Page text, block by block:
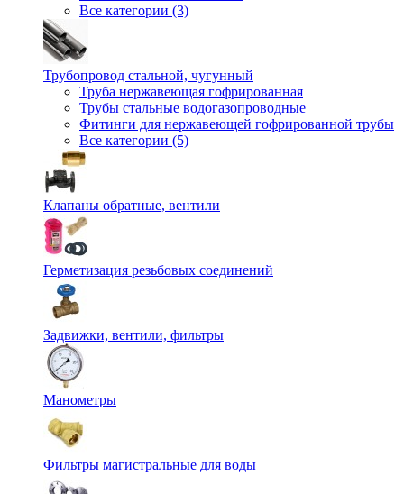
Все категории (3)
Трубопровод стальной, чугунный
Труба нержавеющая гофрированная
Трубы стальные водогазопроводные
Фитинги для нержавеющей гофрированной трубы
Все категории (5)
Клапаны обратные, вентили
Герметизация резьбовых соединений
Задвижки, вентили, фильтры
Манометры
Фильтры магистральные для воды